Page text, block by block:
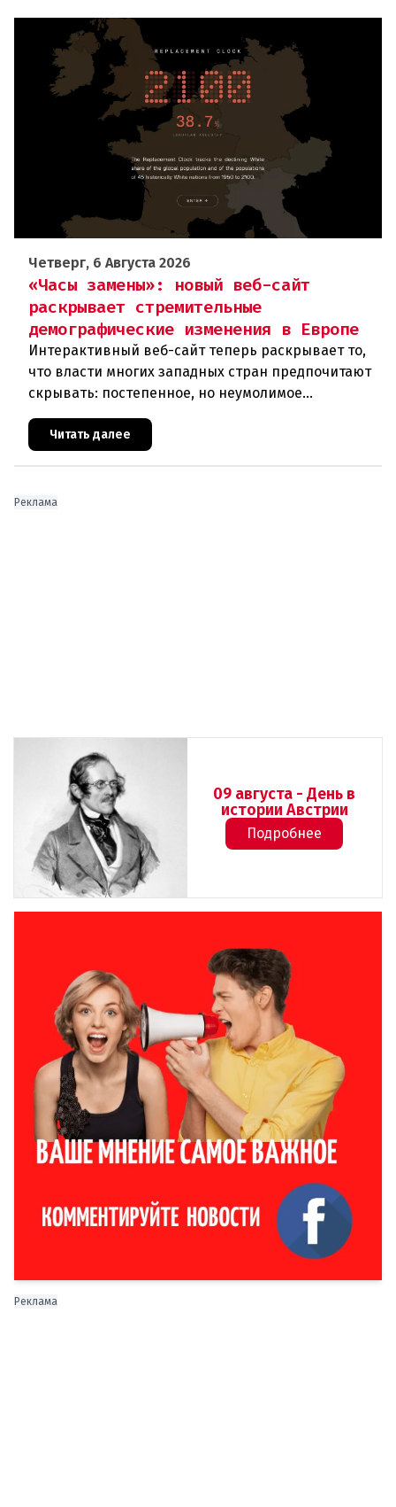
Четверг, 6 Августа 2026
«Часы замены»: новый веб-сайт
раскрывает стремительные
демографические изменения в Европе
Интерактивный веб-сайт теперь раскрывает то,
что власти многих западных стран предпочитают
скрывать: постепенное, но неумолимое
сокращение численности населения
европейского происхождения. «Часы замен
Читать далее
Реклама
09 августа - День в
истории Австрии
Подробнее
Реклама